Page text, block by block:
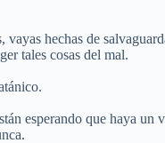
hechas de
tales cosas del mal.
esperando que haya